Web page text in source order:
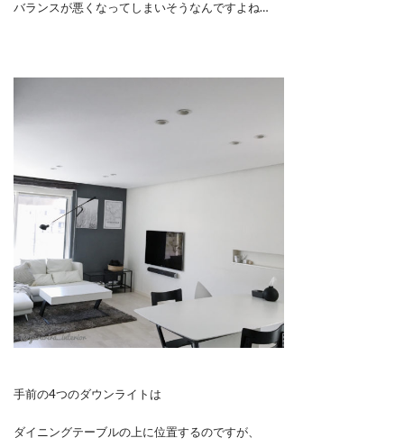
バランスが悪くなってしまいそうなんですよね…
手前の4つのダウンライトは
ダイニングテーブルの上に位置するのですが、